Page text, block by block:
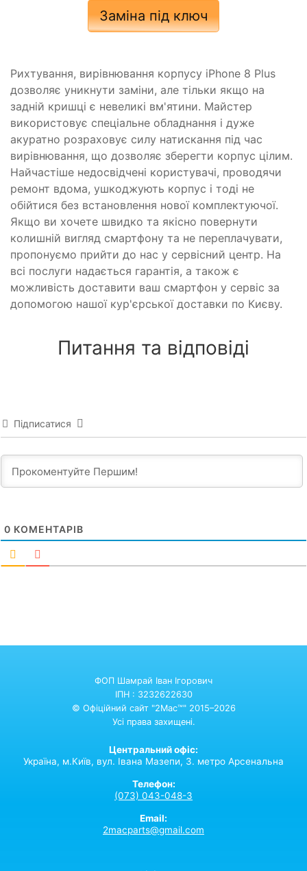
Заміна під ключ
Рихтування, вирівнювання корпусу iPhone 8 Plus
дозволяє уникнути заміни, але тільки якщо на
задній кришці є невеликі вм'ятини. Майстер
використовує спеціальне обладнання і дуже
акуратно розраховує силу натискання під час
вирівнювання, що дозволяє зберегти корпус цілим.
Найчастіше недосвідчені користувачі, проводячи
ремонт вдома, ушкоджують корпус і тоді не
обійтися без встановлення нової комплектуючої.
Якщо ви хочете швидко та якісно повернути
колишній вигляд смартфону та не переплачувати,
пропонуємо прийти до нас у сервісний центр. На
всі послуги надається гарантія, а також є
можливість доставити ваш смартфон у сервіс за
допомогою нашої кур'єрської доставки по Києву.
Питання та відповіді
Підписатися
0 КОМЕНТАРІВ
ФОП Шамрай Іван Ігорович
ІПН : 3232622630
© Офіційний сайт "2Mac™" 2015–2026
Усі права захищені.
Центральний офіс:
Україна, м.Київ, вул. Івана Мазепи, 3. метро Арсенальна
Телефон:
(073) 043-048-3
Email:
2macparts@gmail.com